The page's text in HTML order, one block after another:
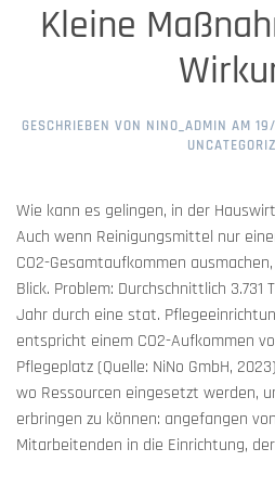
Kleine
GESCHRIEBEN VON NINO_ADMIN AM
Wie kann es gelingen, in der
Auch wenn Reinigungsmittel nur
CO2-Gesamtaufkommen
Blick. Problem: Durchschnittlich 3.731
Jahr durch eine stat.
entspricht einem CO2-Aufkommen
Pflegeplatz (Quelle: NiNo GmbH,
wo Ressourcen eingesetzt werden,
erbringen zu können: angefangen
Mitarbeitenden in die Einrichtung,